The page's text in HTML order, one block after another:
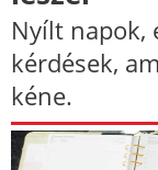
Nyílt napok,
kérdések,
kéne.